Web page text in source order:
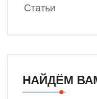
Статьи
НАЙДЁМ